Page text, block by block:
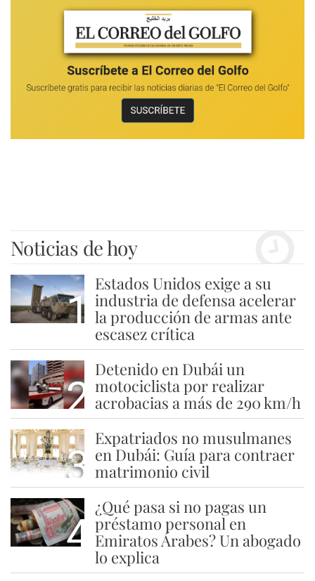
Noticias de hoy
1
Estados Unidos exige a su
industria de defensa acelerar
la producción de armas ante
escasez crítica
2
Detenido en Dubái un
motociclista por realizar
acrobacias a más de 290 km/h
3
Expatriados no musulmanes
en Dubái: Guía para contraer
matrimonio civil
4
¿Qué pasa si no pagas un
préstamo personal en
Emiratos Árabes? Un abogado
lo explica